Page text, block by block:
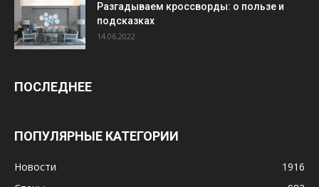
Разгадываем кроссворды: о пользе и
подсказках
14.06.2022
ПОСЛЕДНЕЕ
ПОПУЛЯРНЫЕ КАТЕГОРИИ
Новости
1916